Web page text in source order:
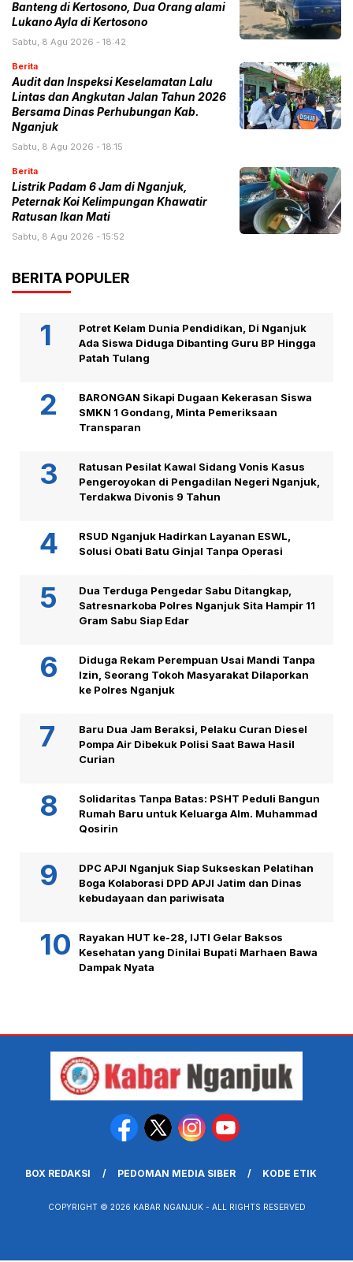
Banteng di Kertosono, Dua Orang alami
Lukano Ayla di Kertosono
Sabtu, 8 Agu 2026 - 18:42
Berita
Audit dan Inspeksi Keselamatan Lalu
Lintas dan Angkutan Jalan Tahun 2026
Bersama Dinas Perhubungan Kab.
Nganjuk
Sabtu, 8 Agu 2026 - 18:15
Berita
Listrik Padam 6 Jam di Nganjuk,
Peternak Koi Kelimpungan Khawatir
Ratusan Ikan Mati
Sabtu, 8 Agu 2026 - 15:52
BERITA POPULER
Potret Kelam Dunia Pendidikan, Di Nganjuk
Ada Siswa Diduga Dibanting Guru BP Hingga
Patah Tulang
BARONGAN Sikapi Dugaan Kekerasan Siswa
SMKN 1 Gondang, Minta Pemeriksaan
Transparan
Ratusan Pesilat Kawal Sidang Vonis Kasus
Pengeroyokan di Pengadilan Negeri Nganjuk,
Terdakwa Divonis 9 Tahun
RSUD Nganjuk Hadirkan Layanan ESWL,
Solusi Obati Batu Ginjal Tanpa Operasi
Dua Terduga Pengedar Sabu Ditangkap,
Satresnarkoba Polres Nganjuk Sita Hampir 11
Gram Sabu Siap Edar
Diduga Rekam Perempuan Usai Mandi Tanpa
Izin, Seorang Tokoh Masyarakat Dilaporkan
ke Polres Nganjuk
Baru Dua Jam Beraksi, Pelaku Curan Diesel
Pompa Air Dibekuk Polisi Saat Bawa Hasil
Curian
Solidaritas Tanpa Batas: PSHT Peduli Bangun
Rumah Baru untuk Keluarga Alm. Muhammad
Qosirin
DPC APJI Nganjuk Siap Sukseskan Pelatihan
Boga Kolaborasi DPD APJI Jatim dan Dinas
kebudayaan dan pariwisata
Rayakan HUT ke-28, IJTI Gelar Baksos
Kesehatan yang Dinilai Bupati Marhaen Bawa
Dampak Nyata
BOX REDAKSI PEDOMAN MEDIA SIBER KODE ETIK
COPYRIGHT © 2026 KABAR NGANJUK - ALL RIGHTS RESERVED